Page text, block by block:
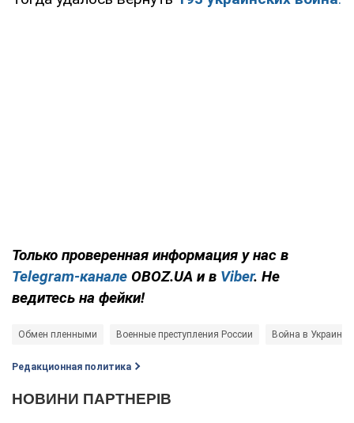
Только проверенная информация у нас в
Telegram-канале OBOZ.UA и в Viber. Не
ведитесь на фейки!
Обмен пленными Военные преступления России Война в Украине
Редакционная политика